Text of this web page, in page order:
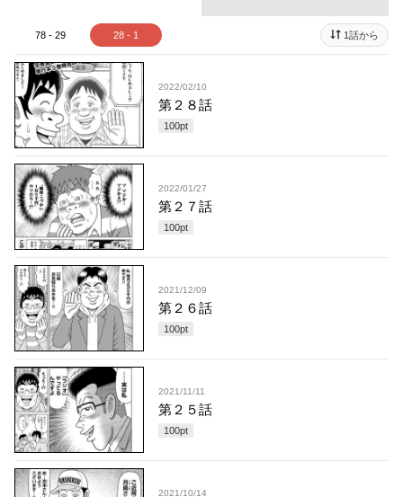
78 - 29 28 - 1 1話から
2022/02/10
第２８話
100pt
2022/01/27
第２７話
100pt
2021/12/09
第２６話
100pt
2021/11/11
第２５話
100pt
2021/10/14